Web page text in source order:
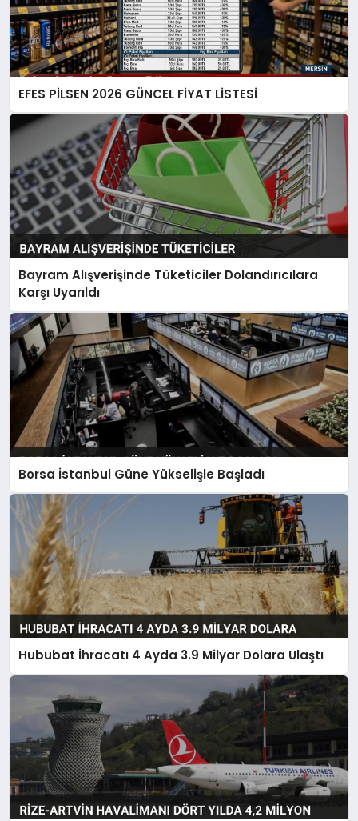
EFES PİLSEN 2026 GÜNCEL FİYAT LİSTESİ
Bayram Alışverişinde Tüketiciler Dolandırıcılara
Karşı Uyarıldı
Borsa İstanbul Güne Yükselişle Başladı
Hububat İhracatı 4 Ayda 3.9 Milyar Dolara Ulaştı